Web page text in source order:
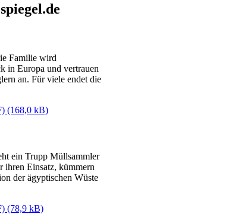
Familie wird
in Europa und vertrauen
an. Für viele endet die
(168,0 kB)
ein Trupp Müllsammler
ihren Einsatz, kümmern
der ägyptischen Wüste
(78,9 kB)